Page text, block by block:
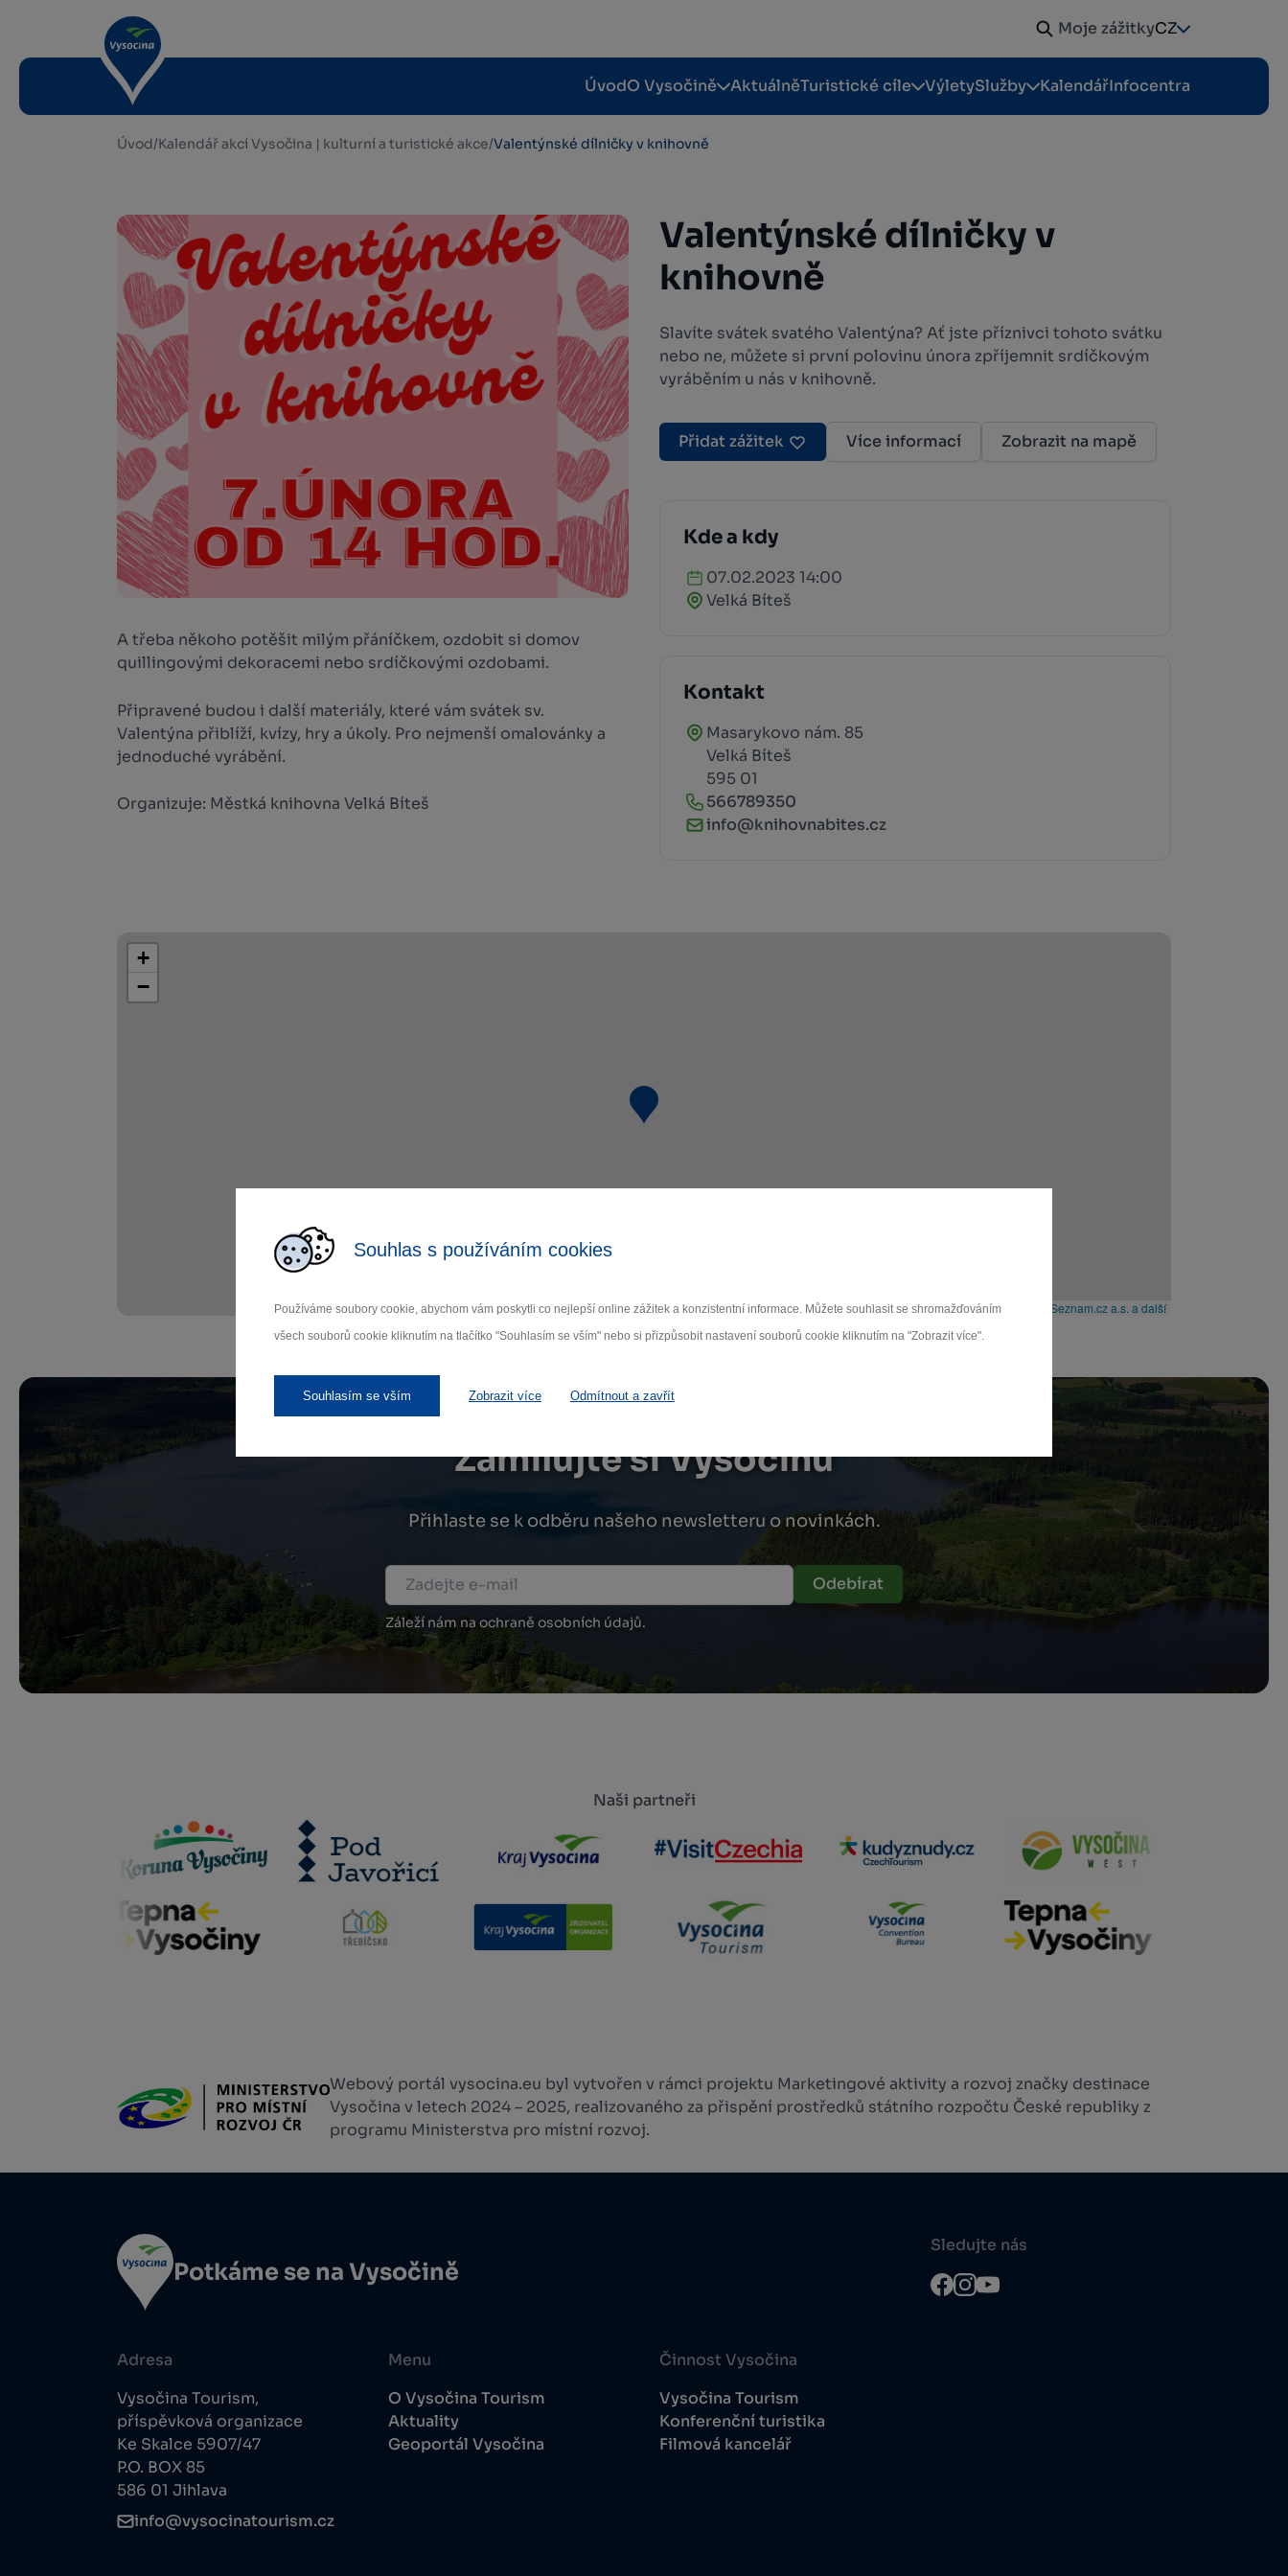
Souhlas s používáním cookies
Používáme soubory cookie, abychom vám poskytli co nejlepší online zážitek a konzistentní informace. Můžete souhlasit se shromažďováním
všech souborů cookie kliknutím na tlačítko "Souhlasím se vším" nebo si přizpůsobit nastavení souborů cookie kliknutím na "Zobrazit více".
Souhlasím se vším Zobrazit více Odmítnout a zavřít
Moje zážitkyCZ
ÚvodO Vysočině AktuálněTuristické cíle VýletySlužby KalendářInfocentra
Úvod/Kalendář akcí Vysočina | kulturní a turistické akce/Valentýnské dílničky v knihovně
Valentýnské dílničky v
knihovně
Slavíte svátek svatého Valentýna? Ať jste příznivci tohoto svátku
nebo ne, můžete si první polovinu února zpříjemnit srdíčkovým
vyráběním u nás v knihovně.
Přidat zážitek Více informací Zobrazit na mapě
Kde a kdy
07.02.2023 14:00
Velká Bíteš
Kontakt
Masarykovo nám. 85
Velká Bíteš
595 01
566789350
info@knihovnabites.cz
A třeba někoho potěšit milým přáníčkem, ozdobit si domov
quillingovými dekoracemi nebo srdíčkovými ozdobami.
Připravené budou i další materiály, které vám svátek sv.
Valentýna přiblíží, kvízy, hry a úkoly. Pro nejmenší omalovánky a
jednoduché vyrábění.
Organizuje: Městká knihovna Velká Bíteš
+
−
Leaflet © Seznam.cz a.s. a další
Zamilujte si Vysočinu
Přihlaste se k odběru našeho newsletteru o novinkách.
Záleží nám na ochraně osobních údajů.
Odebírat
Naši partneři
Webový portál vysocina.eu byl vytvořen v rámci projektu Marketingové aktivity a rozvoj značky destinace
Vysočina v letech 2024 – 2025, realizovaného za přispění prostředků státního rozpočtu České republiky z
programu Ministerstva pro místní rozvoj.
Potkáme se na Vysočině
Adresa
Vysočina Tourism,
příspěvková organizace
Ke Skalce 5907/47
P.O. BOX 85
586 01 Jihlava
info@vysocinatourism.cz
Menu
O Vysočina Tourism
Aktuality
Geoportál Vysočina
Činnost Vysočina
Vysočina Tourism
Konferenční turistika
Filmová kancelář
Sledujte nás